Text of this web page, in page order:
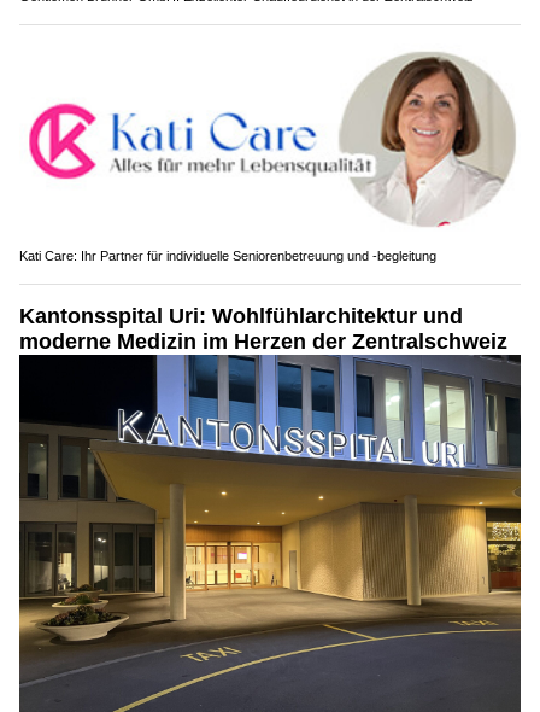
Kati Care: Ihr Partner für individuelle Seniorenbetreuung und -begleitung
Kantonsspital Uri: Wohlfühlarchitektur und
moderne Medizin im Herzen der Zentralschweiz